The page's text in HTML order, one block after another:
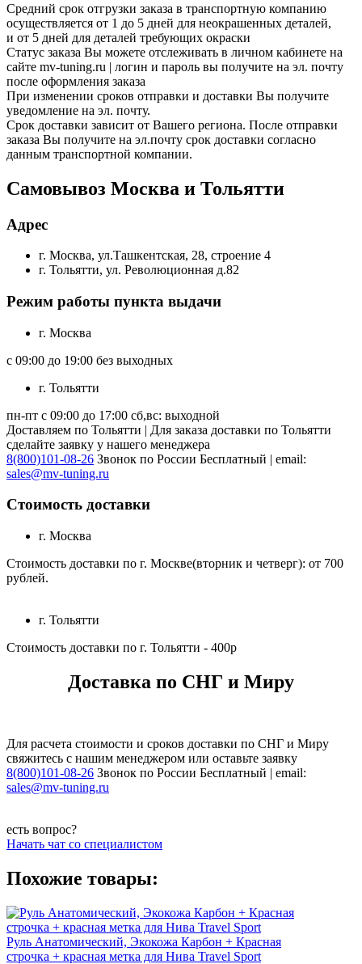
Средний срок отгрузки заказа в транспортную компанию
осуществляется от 1 до 5 дней для неокрашенных деталей,
и от 5 дней для деталей требующих окраски
Статус заказа Вы можете отслеживать в личном кабинете на
сайте mv-tuning.ru | логин и пароль вы получите на эл. почту
после оформления заказа
При изменении сроков отправки и доставки Вы получите
уведомление на эл. почту.
Срок доставки зависит от Вашего региона. После отправки
заказа Вы получите на эл.почту срок доставки согласно
данным транспортной компании.
Самовывоз Москва и Тольятти
Адрес
г. Москва, ул.Ташкентская, 28, строение 4
г. Тольятти, ул. Революционная д.82
Режим работы пункта выдачи
г. Москва
с 09:00 до 19:00 без выходных
г. Тольятти
пн-пт с 09:00 до 17:00 сб,вс: выходной
Доставляем по Тольятти | Для заказа доставки по Тольятти
сделайте заявку у нашего менеджера
8(800)101-08-26 Звонок по России Бесплатный | email:
sales@mv-tuning.ru
Стоимость доставки
г. Москва
Стоимость доставки по г. Москве(вторник и четверг): от 700
рублей.
г. Тольятти
Стоимость доставки по г. Тольятти - 400р
Доставка по СНГ и Миру
Для расчета стоимости и сроков доставки по СНГ и Миру
свяжитесь с нашим менеджером или оставьте заявку
8(800)101-08-26 Звонок по России Бесплатный | email:
sales@mv-tuning.ru
есть вопрос?
Начать чат со специалистом
Похожие товары:
Руль Анатомический, Экокожа Карбон + Красная
строчка + красная метка для Нива Travel Sport